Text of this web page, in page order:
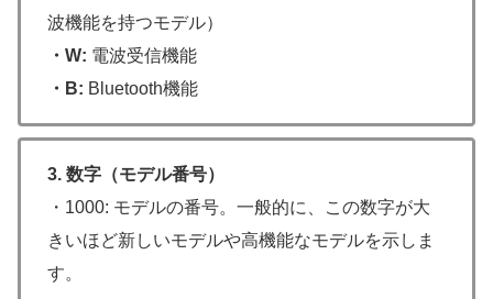
波機能を持つモデル）
・W: 電波受信機能
・B: Bluetooth機能
3. 数字（モデル番号）
・1000: モデルの番号。一般的に、この数字が大
きいほど新しいモデルや高機能なモデルを示しま
す。